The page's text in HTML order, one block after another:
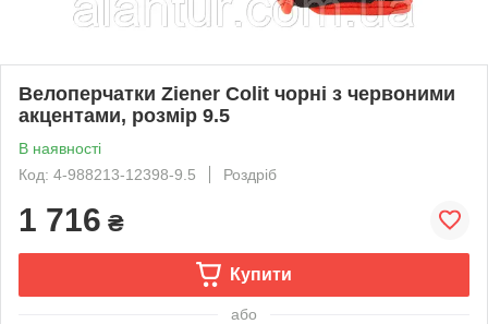
Велоперчатки Ziener Colit чорні з червоними
акцентами, розмір 9.5
В наявності
Код: 4-988213-12398-9.5
Роздріб
1 716 ₴
Купити
або